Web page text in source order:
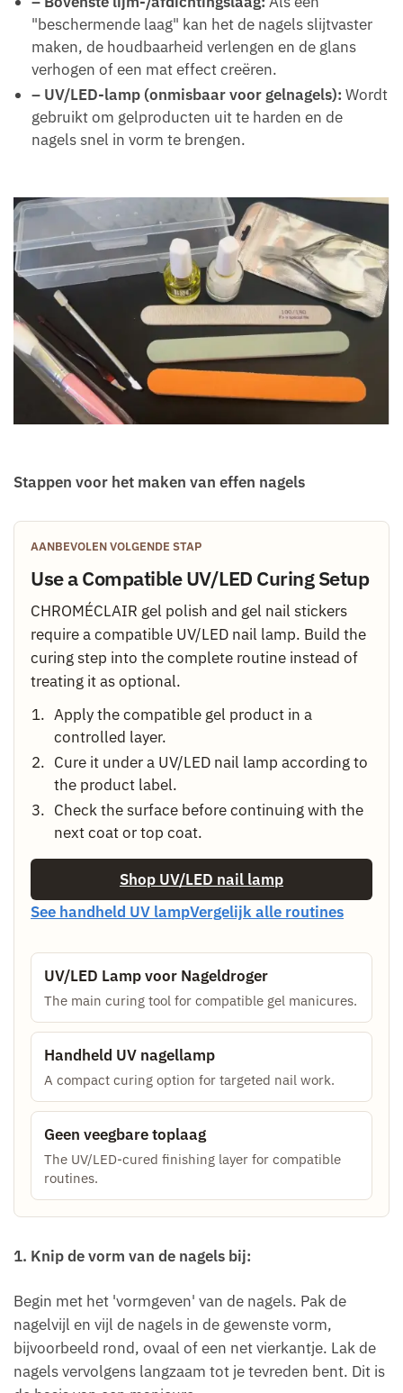
"beschermende laag" kan het de nagels slijtvaster
maken, de houdbaarheid verlengen en de glans
verhogen of een mat effect creëren.
– UV/LED-lamp (onmisbaar voor gelnagels): Wordt
gebruikt om gelproducten uit te harden en de
nagels snel in vorm te brengen.
Stappen voor het maken van effen nagels
AANBEVOLEN VOLGENDE STAP
Use a Compatible UV/LED Curing Setup
CHROMÉCLAIR gel polish and gel nail stickers
require a compatible UV/LED nail lamp. Build the
curing step into the complete routine instead of
treating it as optional.
Apply the compatible gel product in a
controlled layer.
Cure it under a UV/LED nail lamp according to
the product label.
Check the surface before continuing with the
next coat or top coat.
Shop UV/LED nail lamp
See handheld UV lampVergelijk alle routines
UV/LED Lamp voor Nageldroger
The main curing tool for compatible gel manicures.
Handheld UV nagellamp
A compact curing option for targeted nail work.
Geen veegbare toplaag
The UV/LED-cured finishing layer for compatible
routines.
1. Knip de vorm van de nagels bij:
Begin met het 'vormgeven' van de nagels. Pak de
nagelvijl en vijl de nagels in de gewenste vorm,
bijvoorbeeld rond, ovaal of een net vierkantje. Lak de
nagels vervolgens langzaam tot je tevreden bent. Dit is